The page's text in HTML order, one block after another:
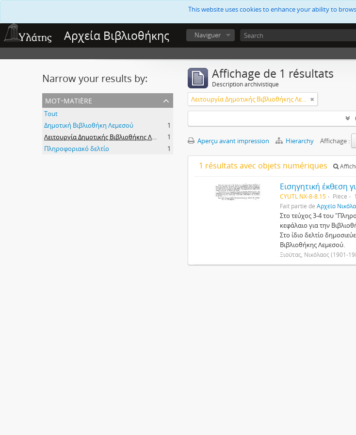
This website uses cookies to enhance your ability to
Αρχεία Βιβλιοθήκης Naviguer
Narrow your results by:
mot-matière
Tout
Δημοτική Βιβλιοθήκη Λεμεσού
1
Λειτουργία Δημοτικής Βιβλιοθήκης Λεμεσού
1
Πληροφοριακό δελτίο
1
Affichage de 1 résultats
Description archivistique
Λειτουργία Δημοτικής Βιβλιοθήκης Λεμεσού
Aperçu avant impression Hierarchy Affichage :
1 résultats avec objets numériques
CYUTL NX-8-8.15 Pièce
Fait partie deΑρχείο
Στο τεύχος 3-4 του
κεφάλαιο για την
Στο ίδιο δελτίο
Βιβλιοθήκης Λεμεσού.
Ξιούτας, Νικόλαος (1901-